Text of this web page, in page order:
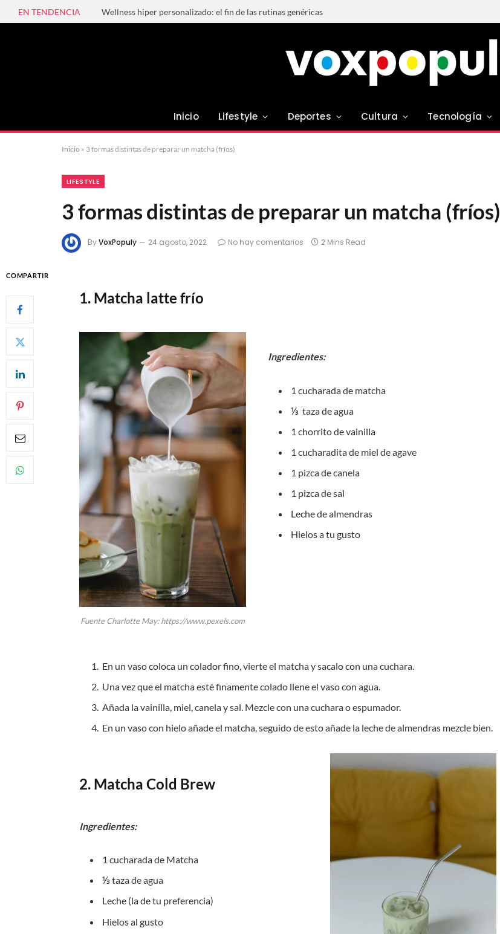
EN TENDENCIA Wellness hiper personalizado: el fin de las rutinas genéricas
Inicio Lifestyle Deportes Cultura Tecnología
Inicio » 3 formas distintas de preparar un matcha (fríos)
LIFESTYLE
3 formas distintas de preparar un matcha (fríos)
ByVoxPopuly 24 agosto, 2022 No hay comentarios 2 Mins Read
COMPARTIR
1. Matcha latte frío
Fuente Charlotte May: https://www.pexels.com
Ingredientes:
1 cucharada de matcha
⅓ taza de agua
1 chorrito de vainilla
1 cucharadita de miel de agave
1 pizca de canela
1 pizca de sal
Leche de almendras
Hielos a tu gusto
En un vaso coloca un colador fino, vierte el matcha y sacalo con una cuchara.
Una vez que el matcha esté finamente colado llene el vaso con agua.
Añada la vainilla, miel, canela y sal. Mezcle con una cuchara o espumador.
En un vaso con hielo añade el matcha, seguido de esto añade la leche de almendras mezcle bien.
2. Matcha Cold Brew
Ingredientes:
1 cucharada de Matcha
⅓ taza de agua
Leche (la de tu preferencia)
Hielos al gusto